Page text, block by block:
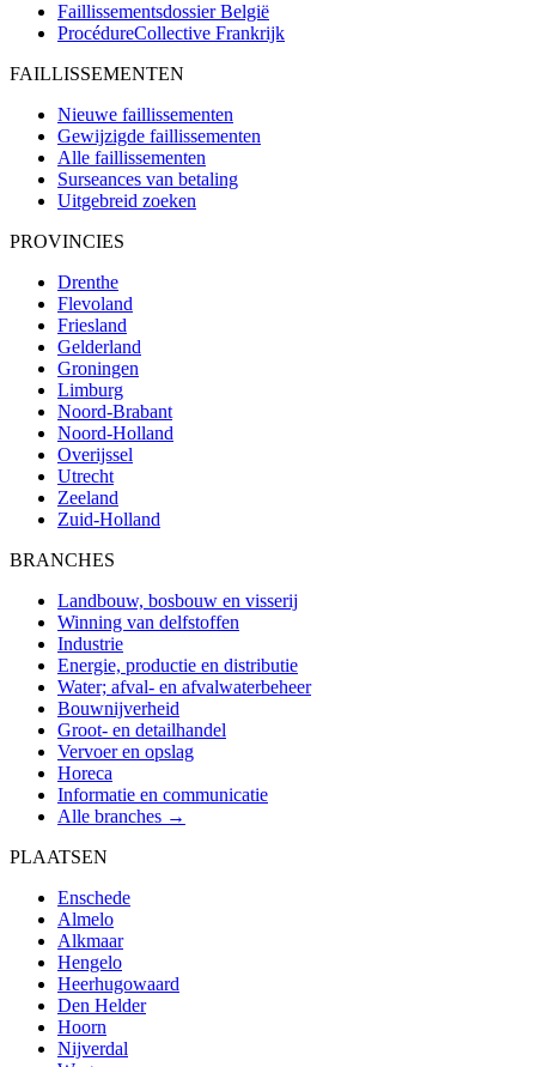
Faillissementsdossier België
ProcédureCollective Frankrijk
FAILLISSEMENTEN
Nieuwe faillissementen
Gewijzigde faillissementen
Alle faillissementen
Surseances van betaling
Uitgebreid zoeken
PROVINCIES
Drenthe
Flevoland
Friesland
Gelderland
Groningen
Limburg
Noord-Brabant
Noord-Holland
Overijssel
Utrecht
Zeeland
Zuid-Holland
BRANCHES
Landbouw, bosbouw en visserij
Winning van delfstoffen
Industrie
Energie, productie en distributie
Water; afval- en afvalwaterbeheer
Bouwnijverheid
Groot- en detailhandel
Vervoer en opslag
Horeca
Informatie en communicatie
Alle branches →
PLAATSEN
Enschede
Almelo
Alkmaar
Hengelo
Heerhugowaard
Den Helder
Hoorn
Nijverdal